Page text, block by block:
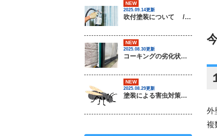
外
複
NEW
2025.09.14更新
吹付塗装について / 茨城県常総市・坂東市・守谷市・つくば市・境町の外壁塗装＆屋根専門店
NEW
2025.08.30更新
コーキングの劣化状況について / 茨城県常総市・坂東市・守谷市・つくば市・境町の外壁塗装＆屋根専門店
NEW
2025.08.29更新
塗装による害虫対策は可能なのか？ / 茨城県常総市・坂東市・守谷市・つくば市・境町の外壁塗装＆屋根専門店